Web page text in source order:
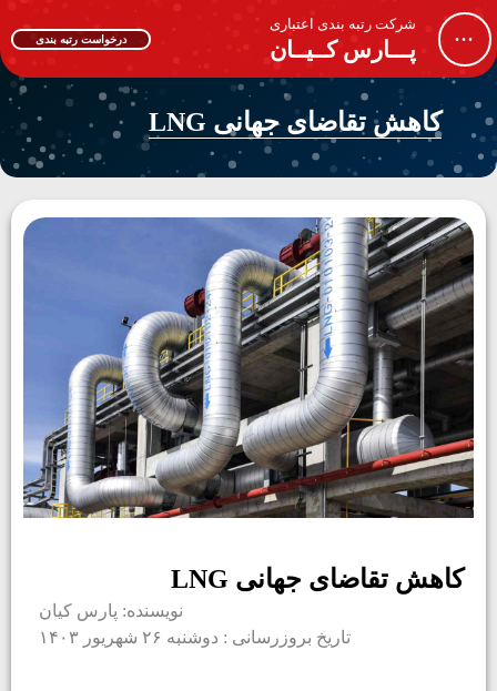
...
شرکت رتبه بندی اعتباری
پـــارس کــیــان درخواست رتبه بندی
کاهش تقاضای جهانی LNG
کاهش تقاضای جهانی LNG
نویسنده: پارس کیان
تاریخ بروزرسانی : دوشنبه ۲۶ شهریور ۱۴۰۳